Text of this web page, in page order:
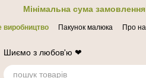
Мінімальна сума
виробництво Пакунок малюка Про
Шиємо з любов'ю ❤